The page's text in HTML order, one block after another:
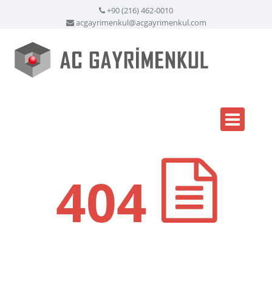
+90 (216) 462-0010
acgayrimenkul@acgayrimenkul.com
404